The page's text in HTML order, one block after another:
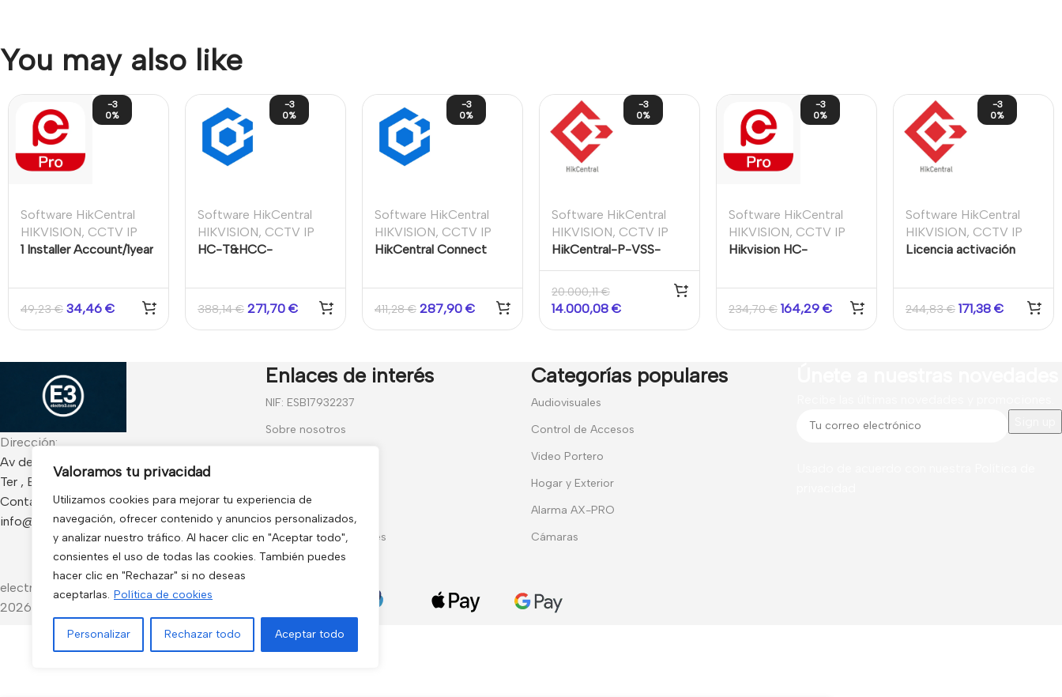
Valoramos tu privacidad
Utilizamos cookies para mejorar tu experiencia de
navegación, ofrecer contenido y anuncios personalizados,
y analizar nuestro tráfico. Al hacer clic en "Aceptar todo",
consientes el uso de todas las cookies. También puedes
hacer clic en "Rechazar" si no deseas
aceptarlas. Política de cookies
Personalizar Rechazar todo Aceptar todo
You may also like
-3
0%
Software HikCentral
HIKVISION, CCTV IP
1 Installer Account/1year
49,23€ 34,46 €
-3
0%
Software HikCentral
HIKVISION, CCTV IP
HC-T&HCC-
388,14€ 271,70 €
-3
0%
Software HikCentral
HIKVISION, CCTV IP
HikCentral Connect
411,28€ 287,90 €
-3
0%
Software HikCentral
HIKVISION, CCTV IP
HikCentral-P-VSS-
20.000,11€
14.000,08 €
-3
0%
Software HikCentral
HIKVISION, CCTV IP
Hikvision HC-
gestionar 7 días de eventos
de 1 canal, 1 año
234,70€ 164,29 €
-3
0%
Software HikCentral
HIKVISION, CCTV IP
Licencia activación
244,83€ 171,38 €
Dirección:
Av de Francia 234 Local - CP 17840 Sarria de
Ter , España
Contacto:
info@electro3.com
Enlaces de interés
NIF: ESB17932237
Sobre nosotros
Condiciones Generales
Política de Cookies
Categorías populares
Audiovisuales
Control de Accesos
Video Portero
Hogar y Exterior
Alarma AX-PRO
Cámaras
electro3 ©
2026.